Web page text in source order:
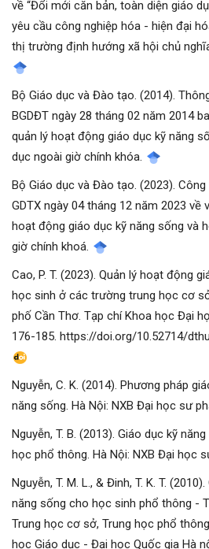
về “Đổi mới căn bản, toàn diện giáo
yêu cầu công nghiệp hóa - hiện đại
thị trường định hướng xã hội chủ
Bộ Giáo dục và Đào tạo. (2014).
BGDĐT ngày 28 tháng 02 năm 2014
quản lý hoạt động giáo dục kỹ năng
dục ngoài giờ chính khóa.
Bộ Giáo dục và Đào tạo. (2023).
GDTX ngày 04 tháng 12 năm 2023 về
hoạt động giáo dục kỹ năng sống và
giờ chính khoá.
Cao, P. T. (2023). Quản lý hoạt động
học sinh ở các trường trung học cơ
phố Cần Thơ. Tạp chí Khoa học Đại
176-185. https://doi.org/10.52714/
Nguyễn, C. K. (2014). Phương pháp
năng sống. Hà Nội: NXB Đại học sư
Nguyễn, T. B. (2013). Giáo dục kỹ
học phổ thông. Hà Nội: NXB Đại học
Nguyễn, T. M. L., & Đinh, T. K. T.
năng sống cho học sinh phổ thông -
Trung học cơ sở, Trung học phổ
học Giáo dục - Đại học Quốc gia Hà